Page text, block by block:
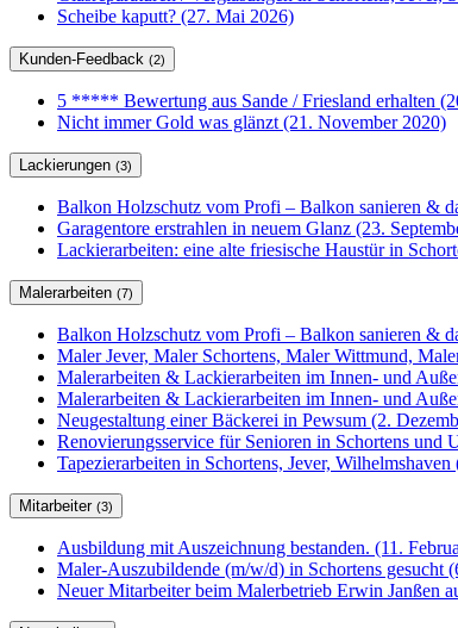
Scheibe kaputt? (27. Mai 2026)
Kunden-Feedback (2)
5 ***** Bewertung aus Sande / Friesland erhalten
Nicht immer Gold was glänzt (21. November 2020)
Lackierungen (3)
Balkon Holzschutz vom Profi – Balkon sanieren &
Garagentore erstrahlen in neuem Glanz (23.
Lackierarbeiten: eine alte friesische Haustür in
Malerarbeiten (7)
Balkon Holzschutz vom Profi – Balkon sanieren &
Maler Jever, Maler Schortens, Maler Wittmund,
Malerarbeiten & Lackierarbeiten im Innen- und
Malerarbeiten & Lackierarbeiten im Innen- und
Neugestaltung einer Bäckerei in Pewsum (2.
Renovierungsservice für Senioren in Schortens und
Tapezierarbeiten in Schortens, Jever,
Mitarbeiter (3)
Ausbildung mit Auszeichnung bestanden. (11.
Maler-Auszubildende (m/w/d) in Schortens gesucht
Neuer Mitarbeiter beim Malerbetrieb Erwin Janßen